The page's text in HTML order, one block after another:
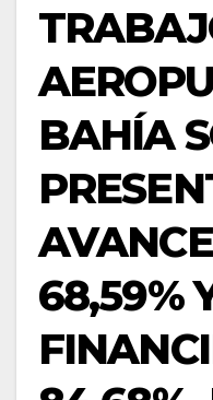
BAHÍA
68,59%